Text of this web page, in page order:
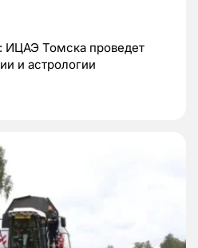
ИЦАЭ Томска проведет
и астрологии